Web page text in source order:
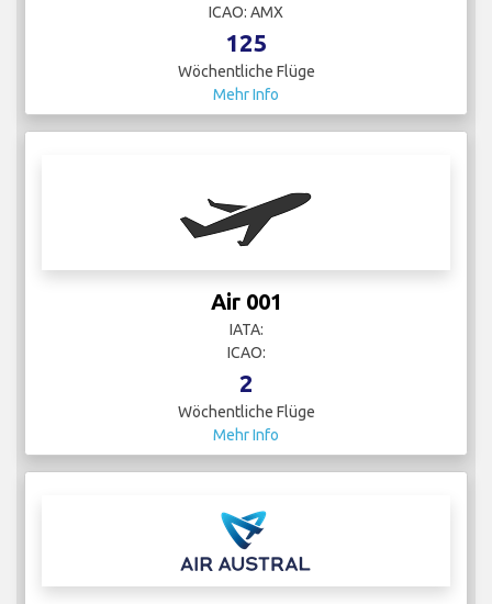
ICAO: AMX
125
Wöchentliche Flüge
Mehr Info
Air 001
IATA:
ICAO:
2
Wöchentliche Flüge
Mehr Info